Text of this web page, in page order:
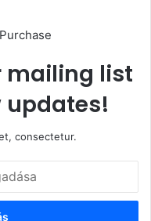
mailing list
updates!
consectetur.